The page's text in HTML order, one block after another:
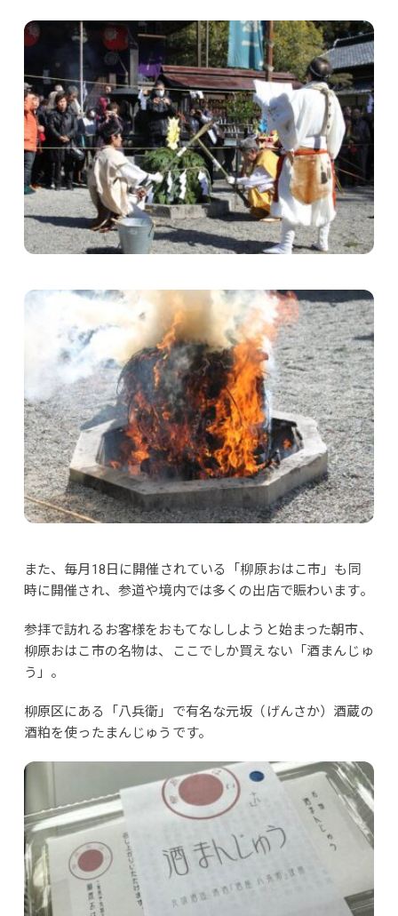
また、毎月18日に開催されている「柳原おはこ市」も同
時に開催され、参道や境内では多くの出店で賑わいます。
参拝で訪れるお客様をおもてなししようと始まった朝市、
柳原おはこ市の名物は、ここでしか買えない「酒まんじゅ
う」。
柳原区にある「八兵衛」で有名な元坂（げんさか）酒蔵の
酒粕を使ったまんじゅうです。